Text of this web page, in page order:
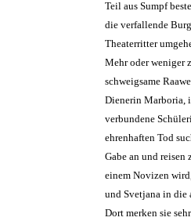
Teil aus Sumpf
die verfallende
Theaterritter
Mehr oder weniger
schweigsame
Dienerin Marboria,
verbundene
ehrenhaften Tod
Gabe an und reisen
einem Novizen
und Svetjana in die
Dort merken sie